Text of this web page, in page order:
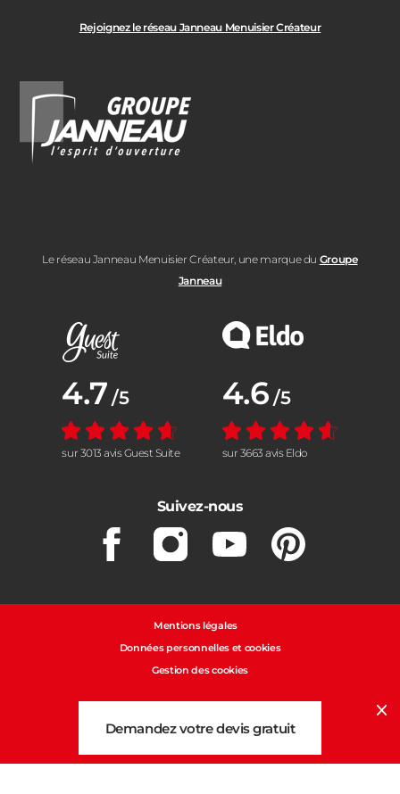
Rejoignez le réseau Janneau Menuisier Créateur
Le réseau Janneau Menuisier Créateur, une marque du Groupe
Janneau
Note moyenne :
4.7 /5
sur 3013 avis Guest Suite
Note moyenne :
4.6 /5
sur 3663 avis Eldo
Suivez-nous
FacebookInstagramYoutubePinterest
Mentions légales
Données personnelles et cookies
Gestion des cookies
Demandez votre devis gratuit